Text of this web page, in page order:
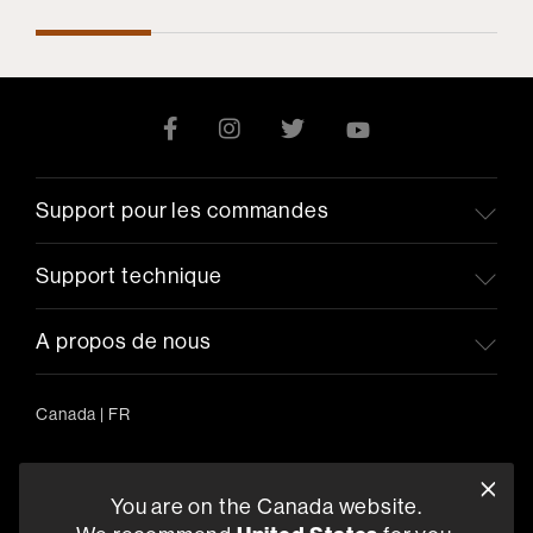
Support pour les commandes
Support technique
A propos de nous
Canada | FR
5541 Fermi Court Carlsbad, CA 92008
You are on the Canada website.